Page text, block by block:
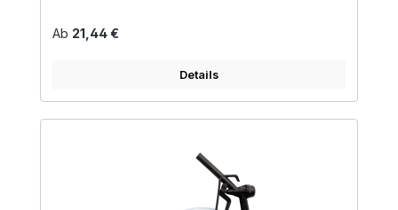
Regulärer Preis:
Ab 21,44 €
Details